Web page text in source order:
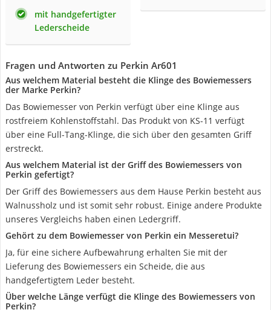
mit handgefertigter
Lederscheide
Fragen und Antworten zu Perkin Ar601
Aus welchem Material besteht die Klinge des Bowiemessers
der Marke Perkin?
Das Bowiemesser von Perkin verfügt über eine Klinge aus
rostfreiem Kohlenstoffstahl. Das Produkt von KS-11 verfügt
über eine Full-Tang-Klinge, die sich über den gesamten Griff
erstreckt.
Aus welchem Material ist der Griff des Bowiemessers von
Perkin gefertigt?
Der Griff des Bowiemessers aus dem Hause Perkin besteht aus
Walnussholz und ist somit sehr robust. Einige andere Produkte
unseres Vergleichs haben einen Ledergriff.
Gehört zu dem Bowiemesser von Perkin ein Messeretui?
Ja, für eine sichere Aufbewahrung erhalten Sie mit der
Lieferung des Bowiemessers ein Scheide, die aus
handgefertigtem Leder besteht.
Über welche Länge verfügt die Klinge des Bowiemessers von
Perkin?